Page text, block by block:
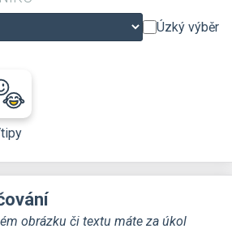
Úzký výběr
obrázku či textu máte za úkol